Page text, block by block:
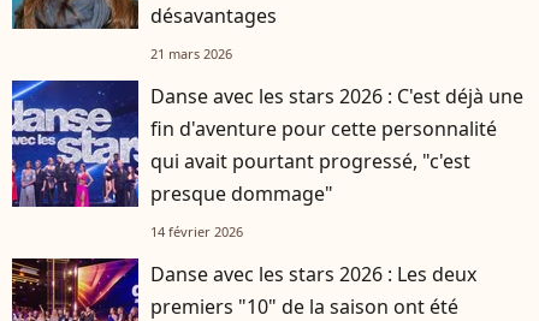
désavantages
21 mars 2026
Danse avec les stars 2026 : C'est déjà une
fin d'aventure pour cette personnalité
qui avait pourtant progressé, "c'est
presque dommage"
14 février 2026
Danse avec les stars 2026 : Les deux
premiers "10" de la saison ont été